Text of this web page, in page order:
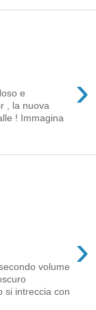
›
e
, la nuova
! Immagina
›
volume
si intreccia con